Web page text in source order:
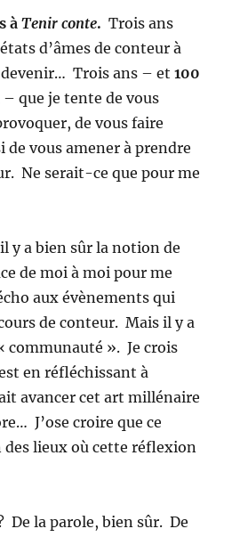
quatre
pourquois
àTenir conte. Trois ans
d’âmes de conteur à
Trois ans – et100
que je tente de vous
de vous faire
de vous amener à prendre
Ne serait-ce que pour me
y a bien sûr la notion de
de moi à moi pour me
aux évènements qui
de conteur. Mais il y a
communauté ». Je crois
en réfléchissant à
avancer cet art millénaire
J’ose croire que ce
des lieux où cette réflexion
De la parole, bien sûr. De